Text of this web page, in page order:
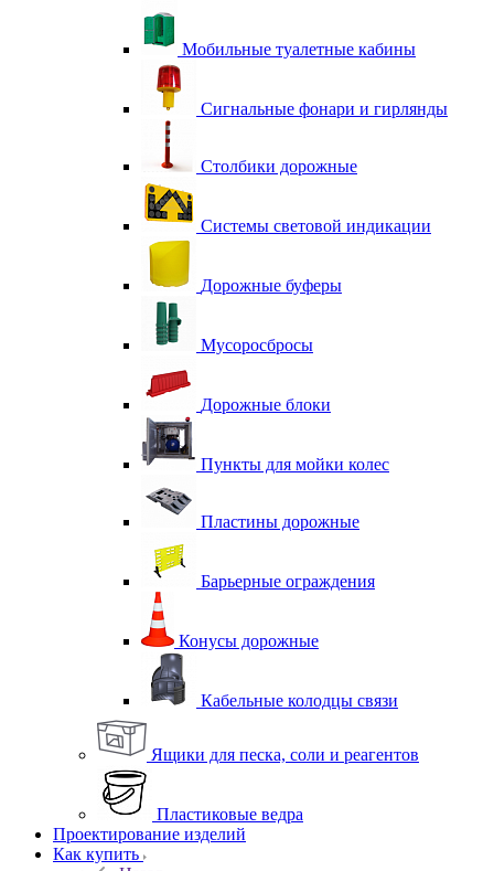
Мобильные туалетные кабины
Сигнальные фонари и гирлянды
Столбики дорожные
Системы световой индикации
Дорожные буферы
Мусоросбросы
Дорожные блоки
Пункты для мойки колес
Пластины дорожные
Барьерные ограждения
Конусы дорожные
Кабельные колодцы связи
Ящики для песка, соли и реагентов
Пластиковые ведра
Проектирование изделий
Как купить